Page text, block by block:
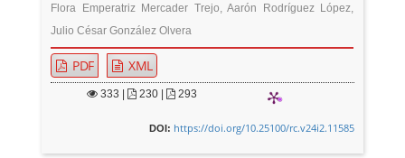
Flora Emperatriz Mercader Trejo, Aarón Rodríguez López,
Julio César González Olvera
PDF XML
333 230 | 293
DOI: https://doi.org/10.25100/rc.v24i2.11585